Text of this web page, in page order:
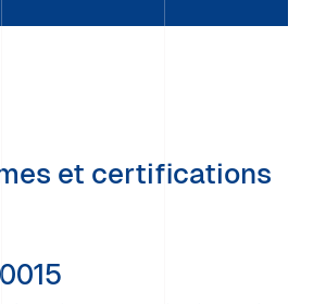
et certifications